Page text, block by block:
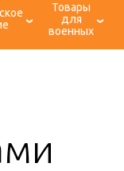
Товары
для
военных